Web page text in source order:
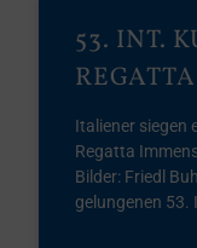
53. INT.
REGATTA
Italiener siegen
Regatta
Bilder: Friedl
gelungenen 53.